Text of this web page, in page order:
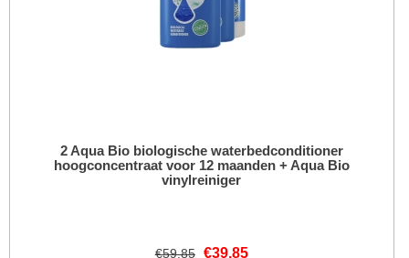
2 Aqua Bio biologische waterbedconditioner
hoogconcentraat voor 12 maanden + Aqua Bio
vinylreiniger
€59,85 €39,85